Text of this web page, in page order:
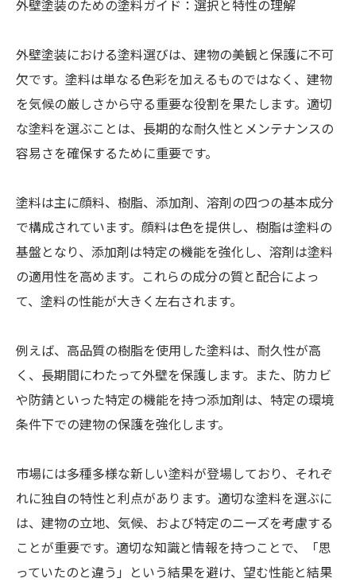
外壁塗装のための塗料ガイド：選択と特性の理解
外壁塗装における塗料選びは、建物の美観と保護に不可
欠です。塗料は単なる色彩を加えるものではなく、建物
を気候の厳しさから守る重要な役割を果たします。適切
な塗料を選ぶことは、長期的な耐久性とメンテナンスの
容易さを確保するために重要です。
塗料は主に顔料、樹脂、添加剤、溶剤の四つの基本成分
で構成されています。顔料は色を提供し、樹脂は塗料の
基盤となり、添加剤は特定の機能を強化し、溶剤は塗料
の適用性を高めます。これらの成分の質と配合によっ
て、塗料の性能が大きく左右されます。
例えば、高品質の樹脂を使用した塗料は、耐久性が高
く、長期間にわたって外壁を保護します。また、防カビ
や防錆といった特定の機能を持つ添加剤は、特定の環境
条件下での建物の保護を強化します。
市場には多種多様な新しい塗料が登場しており、それぞ
れに独自の特性と利点があります。適切な塗料を選ぶに
は、建物の立地、気候、および特定のニーズを考慮する
ことが重要です。適切な知識と情報を持つことで、「思
っていたのと違う」という結果を避け、望む性能と結果